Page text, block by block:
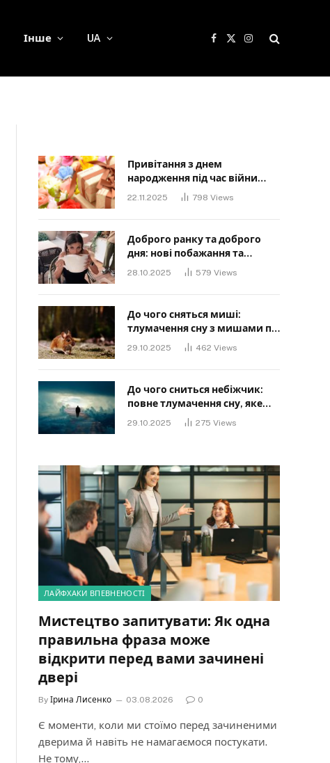
Інше UA
Facebook
X
Instagram
Привітання з днем
народження під час війни
своїми словами: Слова, що
22.11.2025 798 Views
Доброго ранку та доброго
дня: нові побажання та
картинки для близьких
28.10.2025 579 Views
До чого сняться миші:
тлумачення сну з мишами по
29.10.2025 462 Views
До чого сниться небіжчик:
повне тлумачення сну, яке
має знати кожен
29.10.2025 275 Views
ЛАЙФХАКИ ВПЕВНЕНОСТІ
Мистецтво запитувати: Як одна
правильна фраза може
відкрити перед вами зачинені
двері
By Ірина Лисенко 03.08.2026 0
Є моменти, коли ми стоїмо перед зачиненими
дверима й навіть не намагаємося постукати.
Не тому,…